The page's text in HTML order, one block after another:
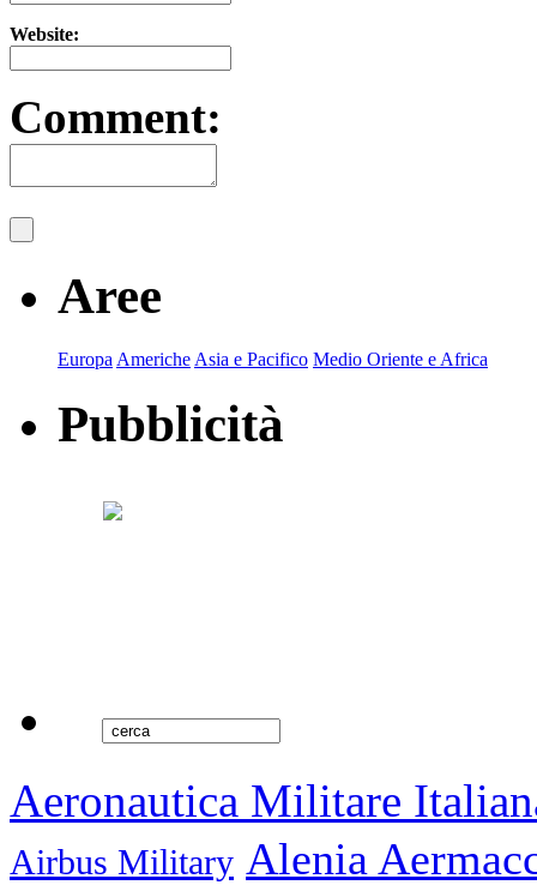
Website:
Comment:
Aree
Europa Americhe Asia e Pacifico Medio Oriente e Africa
Pubblicità
Aeronautica Militare
Airbus Military Alenia